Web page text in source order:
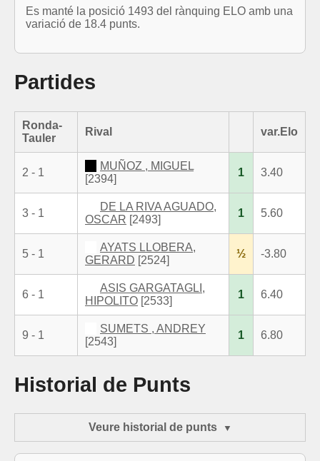
Es manté la posició 1493 del rànquing ELO amb una
variació de 18.4 punts.
Partides
Ronda-
Tauler
Rival var.Elo
2 - 1
MUÑOZ , MIGUEL
[2394]
1 3.40
3 - 1
DE LA RIVA AGUADO,
OSCAR [2493]
1 5.60
5 - 1
AYATS LLOBERA,
GERARD [2524]
½ -3.80
6 - 1
ASIS GARGATAGLI,
HIPOLITO [2533]
1 6.40
9 - 1
SUMETS , ANDREY
[2543]
1 6.80
Historial de Punts
Veure historial de punts